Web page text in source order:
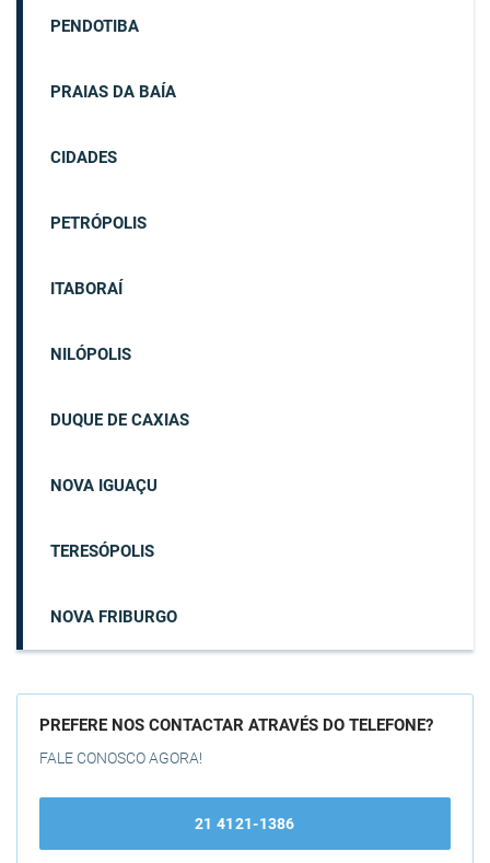
PENDOTIBA
PRAIAS DA BAÍA
CIDADES
PETRÓPOLIS
ITABORAÍ
NILÓPOLIS
DUQUE DE CAXIAS
NOVA IGUAÇU
TERESÓPOLIS
NOVA FRIBURGO
PREFERE NOS CONTACTAR ATRAVÉS DO TELEFONE?
FALE CONOSCO AGORA!
21 4121-1386